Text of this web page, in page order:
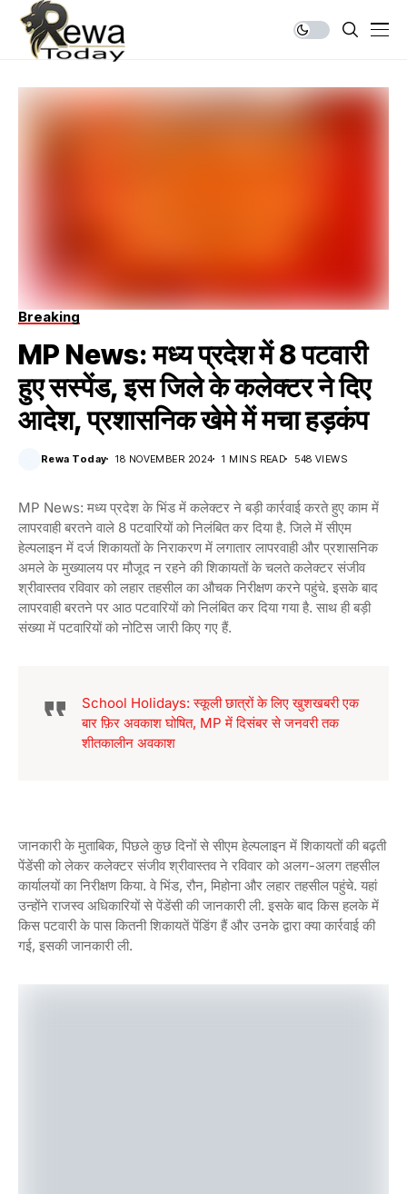
Breaking
MP News: मध्य प्रदेश में 8 पटवारी
हुए सस्पेंड, इस जिले के कलेक्टर ने दिए
आदेश, प्रशासनिक खेमे में मचा हड़कंप
Rewa Today 18 NOVEMBER 2024 1 MINS READ 548 VIEWS
MP News: मध्य प्रदेश के भिंड में कलेक्टर ने बड़ी कार्रवाई करते हुए काम में
लापरवाही बरतने वाले 8 पटवारियों को निलंबित कर दिया है. जिले में सीएम
हेल्पलाइन में दर्ज शिकायतों के निराकरण में लगातार लापरवाही और प्रशासनिक
अमले के मुख्यालय पर मौजूद न रहने की शिकायतों के चलते कलेक्टर संजीव
श्रीवास्तव रविवार को लहार तहसील का औचक निरीक्षण करने पहुंचे. इसके बाद
लापरवाही बरतने पर आठ पटवारियों को निलंबित कर दिया गया है. साथ ही बड़ी
संख्या में पटवारियों को नोटिस जारी किए गए हैं.
School Holidays: स्कूली छात्रों के लिए खुशखबरी एक
बार फ़िर अवकाश घोषित, MP में दिसंबर से जनवरी तक
शीतकालीन अवकाश
जानकारी के मुताबिक, पिछले कुछ दिनों से सीएम हेल्पलाइन में शिकायतों की बढ़ती
पेंडेंसी को लेकर कलेक्टर संजीव श्रीवास्तव ने रविवार को अलग-अलग तहसील
कार्यालयों का निरीक्षण किया. वे भिंड, रौन, मिहोना और लहार तहसील पहुंचे. यहां
उन्होंने राजस्व अधिकारियों से पेंडेंसी की जानकारी ली. इसके बाद किस हलके में
किस पटवारी के पास कितनी शिकायतें पेंडिंग हैं और उनके द्वारा क्या कार्रवाई की
गई, इसकी जानकारी ली.